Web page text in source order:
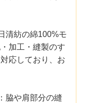
清紡の綿100%モ
加工・縫製のす
応しており、お
脇や肩部分の縫